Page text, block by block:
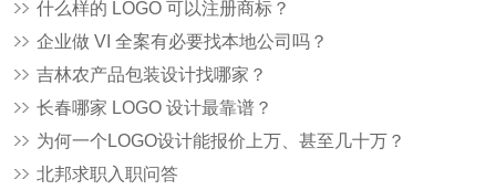
什么样的 LOGO 可以注册商标？
企业做 VI 全案有必要找本地公司吗？
吉林农产品包装设计找哪家？
长春哪家 LOGO 设计最靠谱？
为何一个LOGO设计能报价上万、甚至几十万？
北邦求职入职问答